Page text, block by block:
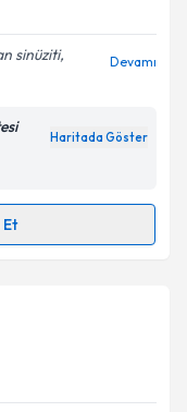
Aydınlatma
sinüziti,
Devamı
Haritada Göster
takvimi talebi
almanız için bir
bilgilendireceğiz.